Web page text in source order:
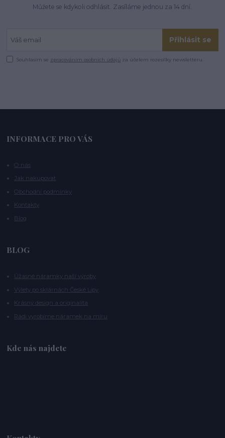
Můžete se kdykoli odhlásit. Zasíláme jednou za 14 dní.
Přihlásit se
Souhlasím se zpracováním osobních údajů za účelem rozesílky newsletteru.
INFORMACE PRO VÁS
O nás
Jak nakupovat
Obchodní podmínky
Kontakty
Blog
BLOG
Úžasné náramky naší výroby
Výlety po sklárnách České Lípy
Krásný design a originalita
Rádi vyrobíme náramek na míru
Kde nás najdete